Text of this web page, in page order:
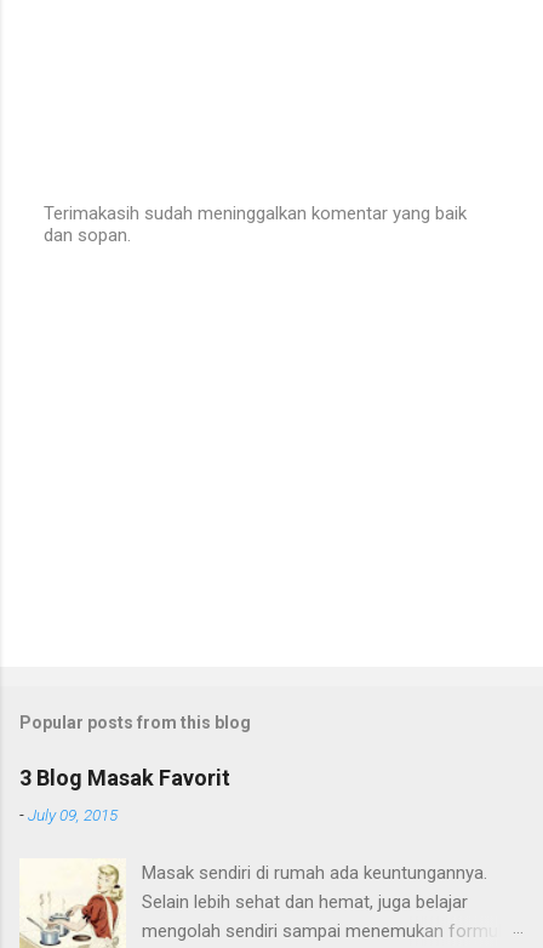
P
Terimakasih sudah meninggalkan komentar yang baik
dan sopan.
Popular posts from this blog
3 Blog Masak Favorit
-July 09, 2015
Masak sendiri di rumah ada keuntungannya.
Selain lebih sehat dan hemat, juga belajar
mengolah sendiri sampai menemukan formula